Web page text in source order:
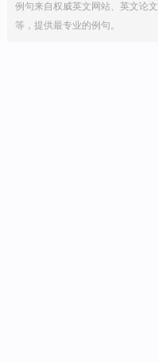
例句来自权威英文网站、英文论文
等，提供最专业的例句。